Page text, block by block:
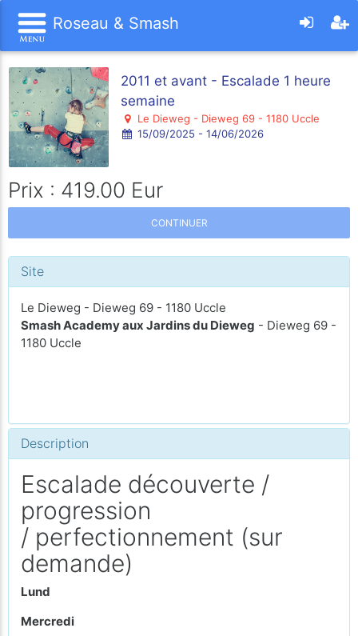
Roseau & Smash
2011 et avant - Escalade 1 heure
semaine
Le Dieweg - Dieweg 69 - 1180 Uccle
15/09/2025 - 14/06/2026
Prix : 419.00 Eur
CONTINUER
Site
Le Dieweg - Dieweg 69 - 1180 Uccle
Smash Academy aux Jardins du Dieweg - Dieweg 69 -
1180 Uccle
Description
Escalade découverte /
progression
/ perfectionnement (sur
demande)
Lund
Mercredi